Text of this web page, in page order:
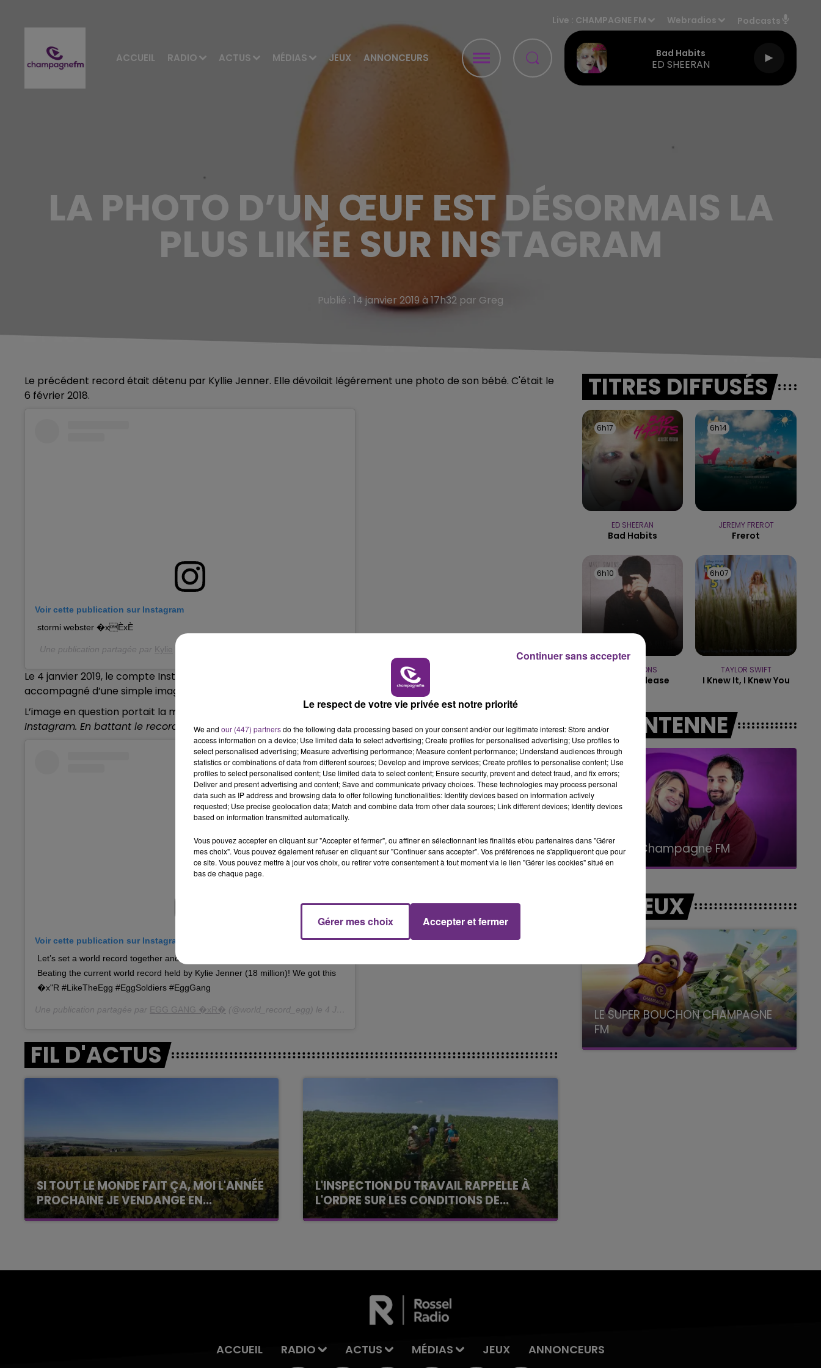
ACCUEIL RADIO ACTUS MÉDIAS JEUX ANNONCEURS
Live : CHAMPAGNE FM Webradios Podcasts
Bad Habits
ED SHEERAN
14h00 - 15h00
LA RADIO POP
LA PHOTO D’UN ŒUF EST DÉSORMAIS LA
PLUS LIKÉE SUR INSTAGRAM
Publié : 14 janvier 2019 à 17h32 par Greg
Le précédent record était détenu par Kyllie Jenner. Elle dévoilait légérement une photo de son bébé. C'était le
6 février 2018.
Voir cette publication sur Instagram
stormi webster �xÈxÈ
Une publication partagée par Kylie
Le 4 janvier 2019, le compte Instagram
a fait son apparition sur le réseau social
accompagné d’une simple image montrant un œuf sur un fond blanc.
L’image en question portait la mention : «
Atteignons ensemble le record de la photo la plus aimée sur
Instagram. En battant le record que détient actuellement Kylie Jenner (18 millions) ! On peut le faire �x"R."
Voir cette publication sur Instagram
Let’s set a world record together and get the most liked post on Instagram.
Beating the current world record held by Kylie Jenner (18 million)! We got this
�x"R #LikeTheEgg #EggSoldiers #EggGang
Une publication partagée par EGG GANG �xR� (@world_record_egg) le 4 Janv. 2019 à 9 :05 PST
FIL D'ACTUS
SI TOUT LE MONDE FAIT ÇA, MOI L'ANNÉE
PROCHAINE JE VENDANGE EN...
La vendange en Champagne a débuté ce jeudi
L'INSPECTION DU TRAVAIL RAPPELLE À
L'ORDRE SUR LES CONDITIONS DE...
Alors que les dates de début des vendange
TITRES DIFFUSÉS
6h17
6h17
ED SHEERAN
Bad Habits
6h14
6h14
JEREMY FREROT
Frerot
6h10
6h10
MATT SIMONS
Catch & Release
6h07
6h07
TAYLOR SWIFT
I Knew It, I Knew You
A L'ANTENNE
LE TICKET DE CAISSE
14h00 - 15h00
La Radio Pop
15h00 - 19h00
Le Club Champagne FM
LES JEUX
LE SUPER BOUCHON CHAMPAGNE
FM
avec La Famille Champagne FM, à 8H10
ACCUEIL RADIO ACTUS MÉDIAS JEUX ANNONCEURS
Le respect de votre vie privée est notre priorité
We and our (447) partnersdo the following data processing based on your consent and/or our legitimate interest: Store and/or
access information on a device; Use limited data to select advertising; Create profiles for personalised advertising; Use profiles to
select personalised advertising; Measure advertising performance; Measure content performance; Understand audiences through
statistics or combinations of data from different sources; Develop and improve services; Create profiles to personalise content; Use
profiles to select personalised content; Use limited data to select content; Ensure security, prevent and detect fraud, and fix errors;
Deliver and present advertising and content; Save and communicate privacy choices. These technologies may process personal
data such as IP address and browsing data to offer following functionalities: Identify devices based on information actively
requested; Use precise geolocation data; Match and combine data from other data sources; Link different devices; Identify devices
based on information transmitted automatically.
Vous pouvez accepter en cliquant sur "Accepter et fermer", ou affiner en sélectionnant les finalités et/ou partenaires dans "Gérer
mes choix". Vous pouvez également refuser en cliquant sur "Continuer sans accepter". Vos préférences ne s'appliqueront que pour
ce site. Vous pouvez mettre à jour vos choix, ou retirer votre consentement à tout moment via le lien "Gérer les cookies" situé en
bas de chaque page.
Gérer mes choix Accepter et fermer
Continuer sans accepter